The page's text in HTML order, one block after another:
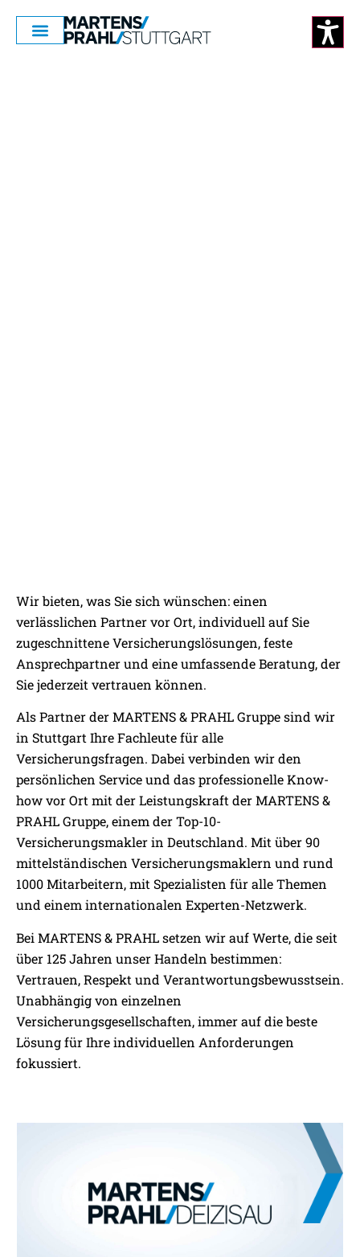
PRAHL STUTTGART
PERSÖNLICH VOR ORT,
VERNETZT MIT EINER STARKEN
GRUPPE
Wir bieten, was Sie sich wünschen: einen
verlässlichen Partner vor Ort, individuell auf Sie
zugeschnittene Versicherungslösungen, feste
Ansprechpartner und eine umfassende Beratung, der
Sie jederzeit vertrauen können.
Als Partner der MARTENS & PRAHL Gruppe sind wir
in Stuttgart Ihre Fachleute für alle
Versicherungsfragen. Dabei verbinden wir den
persönlichen Service und das professionelle Know-
how vor Ort mit der Leistungskraft der MARTENS &
PRAHL Gruppe, einem der Top-10-
Versicherungsmakler in Deutschland. Mit über 90
mittelständischen Versicherungsmaklern und rund
1000 Mitarbeitern, mit Spezialisten für alle Themen
und einem internationalen Experten-Netzwerk.
Bei MARTENS & PRAHL setzen wir auf Werte, die seit
über 125 Jahren unser Handeln bestimmen:
Vertrauen, Respekt und Verantwortungsbewusstsein.
Unabhängig von einzelnen
Versicherungsgesellschaften, immer auf die beste
Lösung für Ihre individuellen Anforderungen
fokussiert.